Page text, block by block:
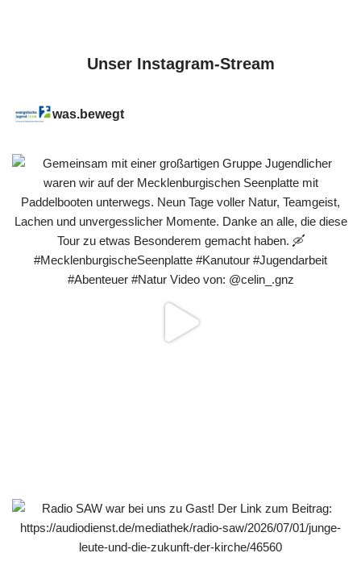
Unser Instagram-Stream
was.bewegt